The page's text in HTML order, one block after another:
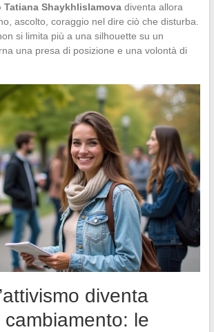
Tatiana Shaykhlislamovadiventa allora
ascolto, coraggio nel dire ciò che disturba.
si limita più a una silhouette su un
una presa di posizione e una volontà di
diventa
cambiamento: le